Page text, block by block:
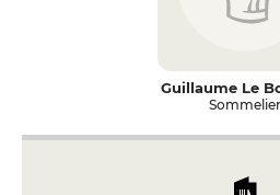
Guillaume Le
Sommelier